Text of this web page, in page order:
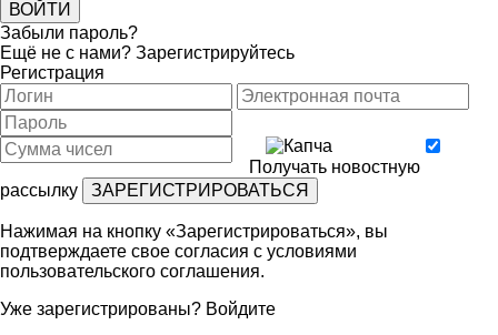
Забыли пароль?
Ещё не с нами? Зарегистрируйтесь
Регистрация
Получать новостную
рассылку
Нажимая на кнопку «Зарегистрироваться», вы
подтверждаете свое согласия с условиями
пользовательского соглашения.
Уже зарегистрированы? Войдите